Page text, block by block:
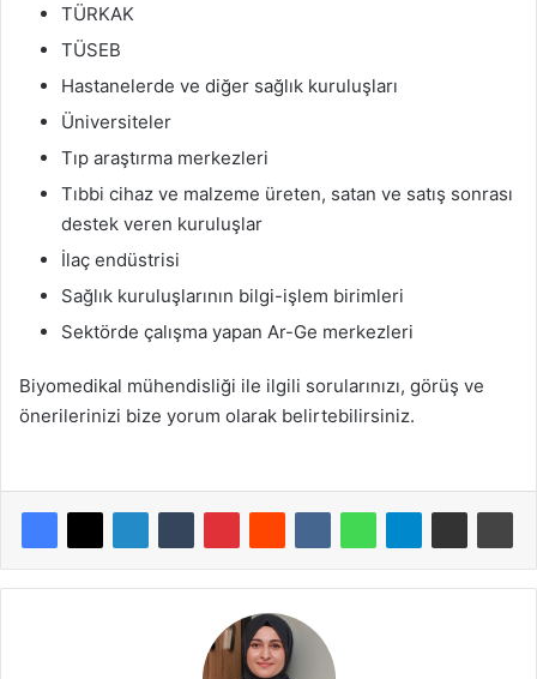
TÜRKAK
TÜSEB
Hastanelerde ve diğer sağlık kuruluşları
Üniversiteler
Tıp araştırma merkezleri
Tıbbi cihaz ve malzeme üreten, satan ve satış sonrası
destek veren kuruluşlar
İlaç endüstrisi
Sağlık kuruluşlarının bilgi-işlem birimleri
Sektörde çalışma yapan Ar-Ge merkezleri
Biyomedikal mühendisliği ile ilgili sorularınızı, görüş ve
önerilerinizi bize yorum olarak belirtebilirsiniz.